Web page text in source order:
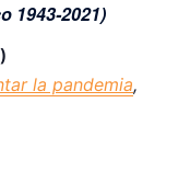
1943-2021)
la pandemia,